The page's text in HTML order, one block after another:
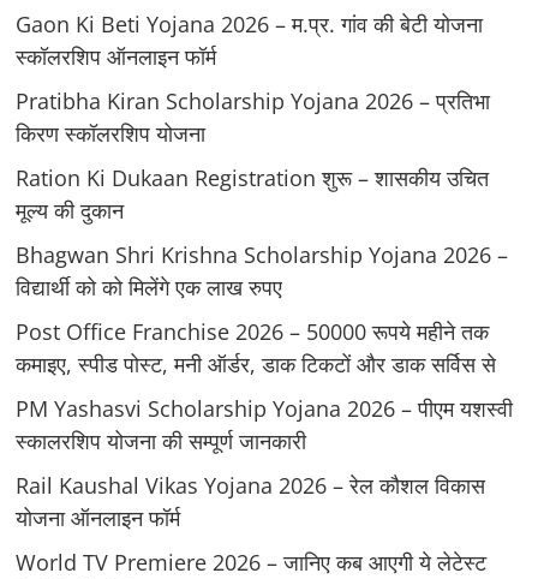
Gaon Ki Beti Yojana 2026 – म.प्र. गांव की बेटी योजना
स्कॉलरशिप ऑनलाइन फॉर्म
Pratibha Kiran Scholarship Yojana 2026 – प्रतिभा
किरण स्कॉलरशिप योजना
Ration Ki Dukaan Registration शुरू – शासकीय उचित
मूल्य की दुकान
Bhagwan Shri Krishna Scholarship Yojana 2026 –
विद्यार्थी को को मिलेंगे एक लाख रुपए
Post Office Franchise 2026 – 50000 रूपये महीने तक
कमाइए, स्पीड पोस्ट, मनी ऑर्डर, डाक टिकटों और डाक सर्विस से
PM Yashasvi Scholarship Yojana 2026 – पीएम यशस्वी
स्कालरशिप योजना की सम्पूर्ण जानकारी
Rail Kaushal Vikas Yojana 2026 – रेल कौशल विकास
योजना ऑनलाइन फॉर्म
World TV Premiere 2026 – जानिए कब आएगी ये लेटेस्ट